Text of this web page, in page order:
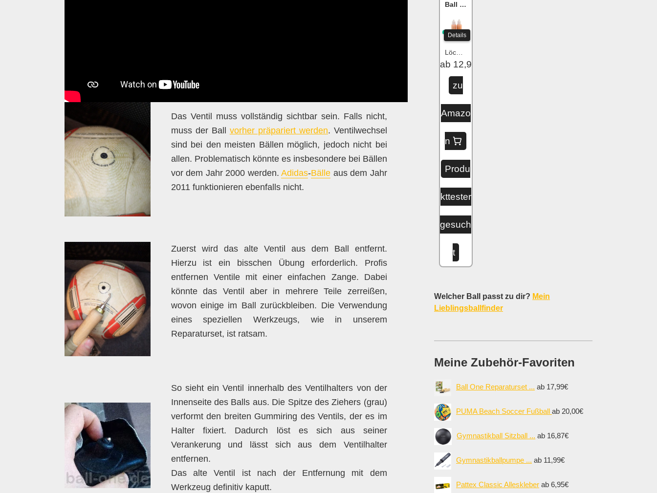
Das Ventil muss vollständig sichtbar sein. Falls nicht,
muss der Ball vorher präpariert werden. Ventilwechsel
sind bei den meisten Bällen möglich, jedoch nicht bei
allen. Problematisch könnte es insbesondere bei Bällen
vor dem Jahr 2000 werden.Adidas-Bälle aus dem Jahr
2011 funktionieren ebenfalls nicht.
Zuerst wird das alte Ventil aus dem Ball entfernt.
Hierzu ist ein bisschen Übung erforderlich. Profis
entfernen Ventile mit einer einfachen Zange. Dabei
könnte das Ventil aber in mehrere Teile zerreißen,
wovon einige im Ball zurückbleiben. Die Verwendung
eines speziellen Werkzeugs, wie in unserem
Reparaturset, ist ratsam.
So sieht ein Ventil innerhalb des Ventilhalters von der
Innenseite des Balls aus. Die Spitze des Ziehers (grau)
verformt den breiten Gummiring des Ventils, der es im
Halter fixiert. Dadurch löst es sich aus seiner
Verankerung und lässt sich aus dem Ventilhalter
entfernen.
Das alte Ventil ist nach der Entfernung mit dem
Werkzeug definitiv kaputt.
Ball One Reparaturset
Details
ab 12,99 €
zu
Amazo
n
Produ
kttester
gesuch
t
Welcher Ball passt zu dir? Mein
Lieblingsballfinder
Meine Zubehör-Favoriten
Ball One Reparaturset ... ab 17,99€
PUMA Beach Soccer Fußball ab 20,00€
Gymnastikball Sitzball ... ab 16,87€
Gymnastikballpumpe ... ab 11,99€
Pattex Classic Alleskleber ab 6,95€